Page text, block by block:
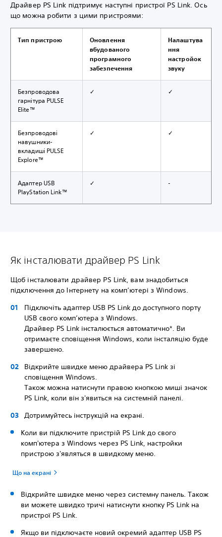
Драйвер PS Link підтримує наступні пристрої PS Link. Ось
що можна робити з цими пристроями:
Тип пристрою
Оновлення
вбудованого
програмного
забезпечення
Налаштува
ння
настройок
звуку
Безпроводова
гарнітура PULSE
Elite™
✓ ✓
Безпроводові
навушники-
вкладиші PULSE
Explore™
✓ ✓
Адаптер USB
PlayStation Link™
✓ -
Як інсталювати драйвер PS Link
Щоб інсталювати драйвер PS Link, вам знадобиться
підключення до Інтернету на комп’ютері з Windows.
Підключіть адаптер USB PS Link до доступного порту
USB свого комп’ютера з Windows.
Драйвер PS Link інсталюється автоматично*. Ви
отримаєте сповіщення Windows, коли інсталяцію буде
завершено.
Відкрийте швидке меню драйвера PS Link зі
сповіщення Windows.
Також можна натиснути правою кнопкою миші значок
PS Link, коли він з'явиться на системній панелі.
Дотримуйтесь інструкцій на екрані.
Коли ви підключите пристрій PS Link до свого
комп'ютера з Windows через PS Link, настройки
пристрою з'являться в швидкому меню.
Що на екрані
Відкрийте швидке меню через системну панель. Також
ви можете швидко тричі натиснути кнопку PS Link на
пристрої PS Link.
Якщо ви підключаєте новий окремий адаптер USB PS